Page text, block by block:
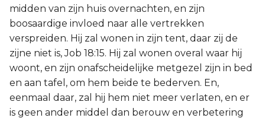
midden van zijn huis overnachten, en zijn
boosaardige invloed naar alle vertrekken
verspreiden. Hij zal wonen in zijn tent, daar zij de
zijne niet is, Job 18:15. Hij zal wonen overal waar hij
woont, en zijn onafscheidelijke metgezel zijn in bed
en aan tafel, om hem beide te bederven. En,
eenmaal daar, zal hij hem niet meer verlaten, en er
is geen ander middel dan berouw en verbetering